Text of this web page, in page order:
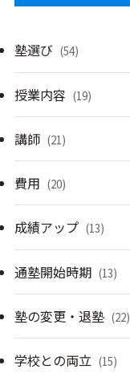
塾選び (54)
授業内容 (19)
講師 (21)
費用 (20)
成績アップ (13)
通塾開始時期 (13)
塾の変更・退塾 (22)
学校との両立 (15)